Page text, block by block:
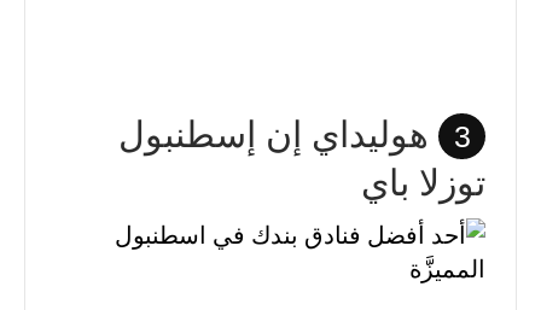
3
هوليداي إن إسطنبول
توزلا باي